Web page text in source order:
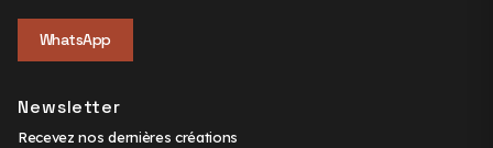
WhatsApp
Newsletter
Recevez nos dernières créations